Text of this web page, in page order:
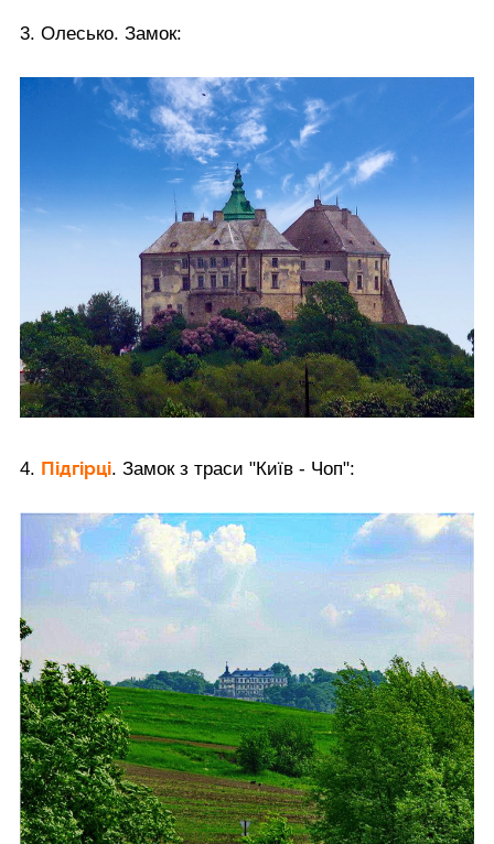
3. Олесько. Замок:
4. Підгірці. Замок з траси "Київ - Чоп":